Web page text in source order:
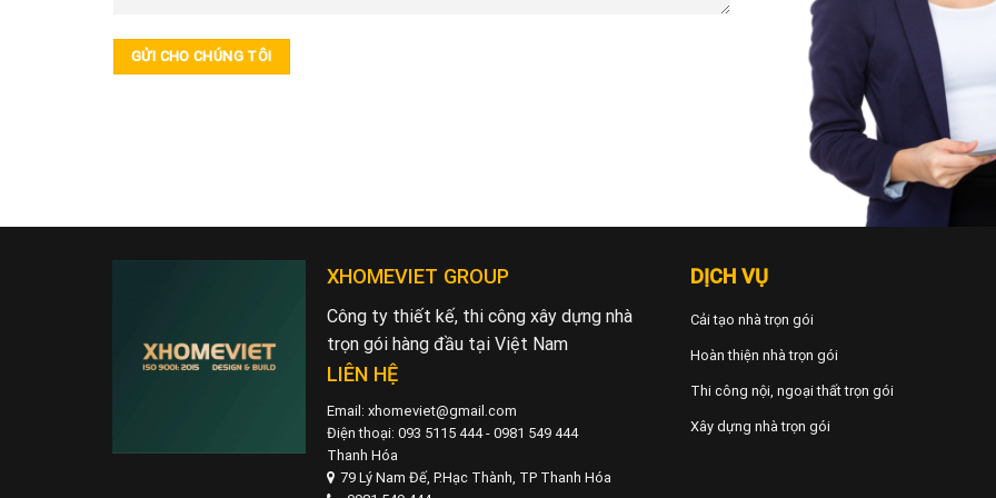
XHOMEVIET GROUP
Công ty thiết kế, thi công xây dựng nhà
trọn gói hàng đầu tại Việt Nam
LIÊN HỆ
Email: xhomeviet@gmail.com
Điện thoại: 093 5115 444 - 0981 549 444
Thanh Hóa
79 Lý Nam Đế, P.Hạc Thành, TP Thanh Hóa
DỊCH VỤ
Cải tạo nhà trọn gói
Hoàn thiện nhà trọn gói
Thi công nội, ngoại thất trọn gói
Xây dựng nhà trọn gói